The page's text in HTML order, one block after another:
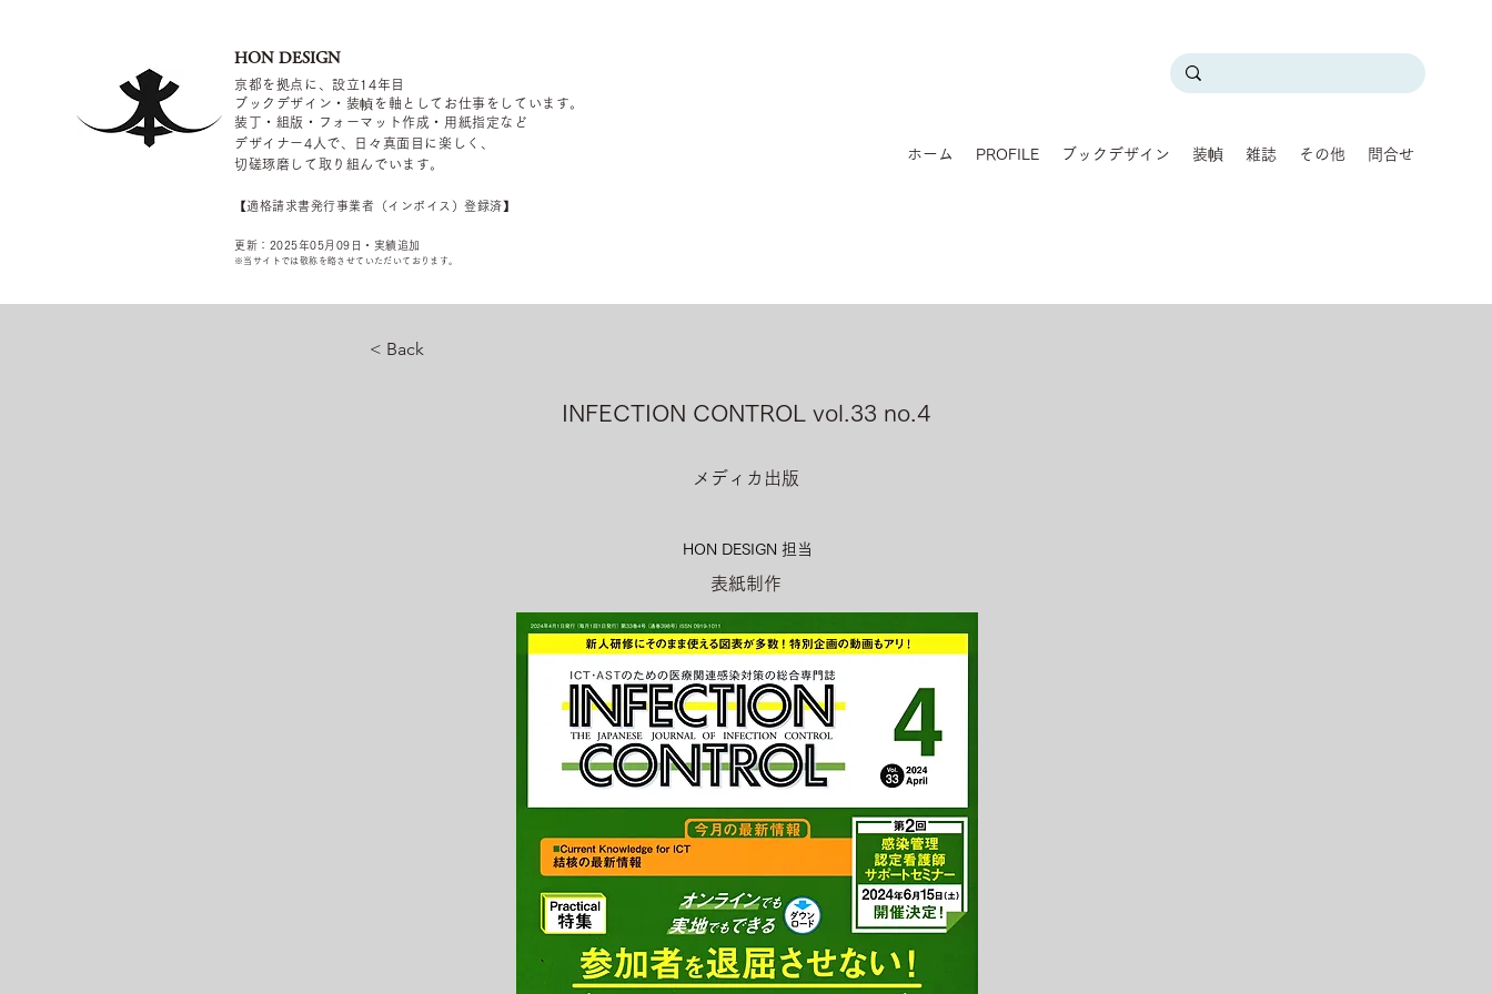
HON DESIGN
京都を拠点に、設立14年目
ブックデザイン・装幀を軸としてお仕事をしています。
装丁・組版・フォーマット作成・用紙指定など
デザイナー4 人で、日々真面目に楽しく、
切磋琢磨して取り組んでいます。
​【適格請求書発行事業者（インボイス）登録済】
更新：2025年05 月09 日・実績追加
​※当サイトでは敬称を 略させていただいております。
ホーム PROFILE ブックデザイン 装幀 雑誌 その他 問合せ
< Back
INFECTION CONTROL vol.33 no.4
メディカ出版
HON DESIGN​ 担当
表紙制作